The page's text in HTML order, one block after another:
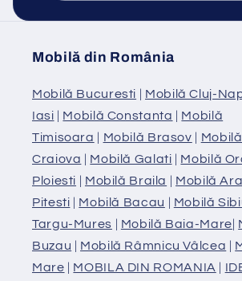
Mobilă din România
Mobilă Bucuresti | Mobilă Cluj-
Iasi | Mobilă Constanta | Mobilă
Timisoara | Mobilă Brasov | Mobilă
Craiova | Mobilă Galati | Mobilă
Ploiesti | Mobilă Braila | Mobilă
Pitesti | Mobilă Bacau | Mobilă
Targu-Mures | Mobilă Baia-Mare|
Buzau | Mobilă Râmnicu Vâlcea |
Mare | MOBILA DIN ROMANIA |